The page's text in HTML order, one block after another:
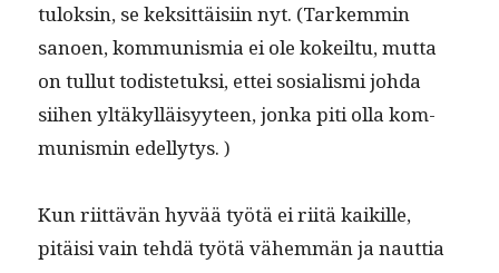
tuloksin, se kek­sit­täisi­in nyt. (Tarkem­min
sanoen, kom­mu­nis­mia ei ole kokeil­tu, mut­ta
on tul­lut todis­te­tuk­si, ettei sosial­is­mi joh­da
siihen yltäkyl­läisyy­teen, jon­ka piti olla kom­
mu­nis­min edellytys. )
Kun riit­tävän hyvää työtä ei riitä kaikille,
pitäisi vain tehdä työtä vähem­män ja naut­tia